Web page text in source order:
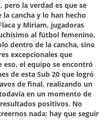
la verdad es que se
cancha y lo han hecho
y Miriam, jugadoras
al fútbol femenino,
dentro de la cancha, sino
excepcionales que
eso, el equipo se encontró
de esta Sub 20 que logró
de final, realizando un
en un momento de
positivos. No
nada: hay que seguir